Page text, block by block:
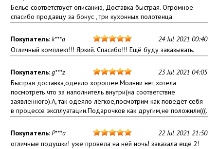
Белье соответствует описанию, Доставка быстрая. Огромное
спасибо продавцу за бонус , три кухонных полотенца.
Покупатель: k***a
24 Jul 2021 00:40
Отличный комплект!!! Яркий. Спасибо!!! Ещё буду заказывать.
Покупатель: g***z
23 Jul 2021 04:05
Быстрая доставка,одеяло хорошее.Молнии нет,хотела
посмотреть что за наполнитель внутри(на соответствие
заявленного).А, так одеяло лёгкое,посмотрим как поведёт себя
в процессе эксплуатации.Подарочков как другим,не положили(((.
Покупатель: P***a
22 Jul 2021 21:50
отличные подушки! уже провела на ней ночь! заказала еще 2!